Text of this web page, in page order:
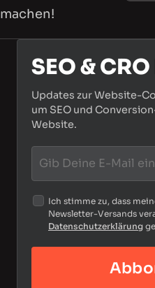
machen!
SEO &
Updates zur Website-
um SEO und
Website.
Ich stimme zu, dass
Newsletter-Versands
Datenschutzerklärung